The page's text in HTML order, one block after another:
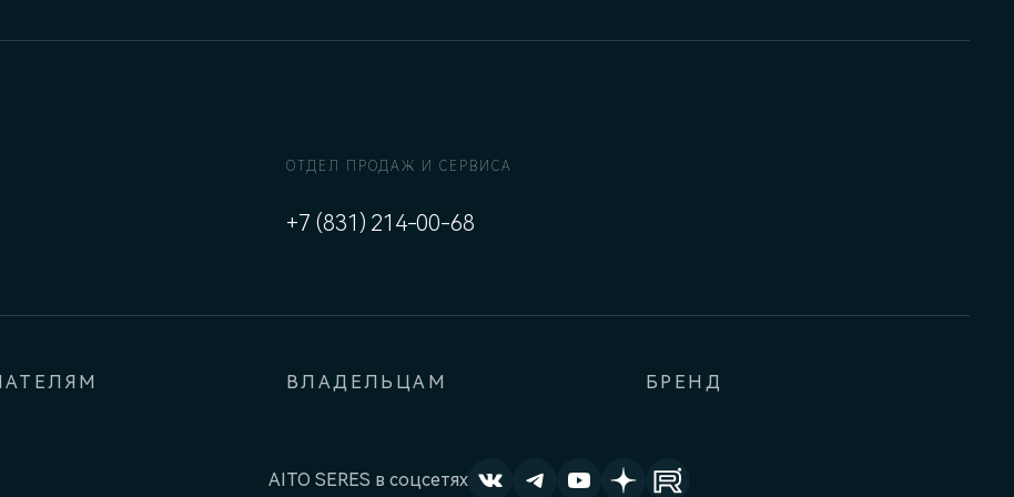
AITO SERES в соцсетях
ОТДЕЛ ПРОДАЖ И СЕРВИСА
+7 (831) 214-00-68
ВЛАДЕЛЬЦАМ БРЕНД